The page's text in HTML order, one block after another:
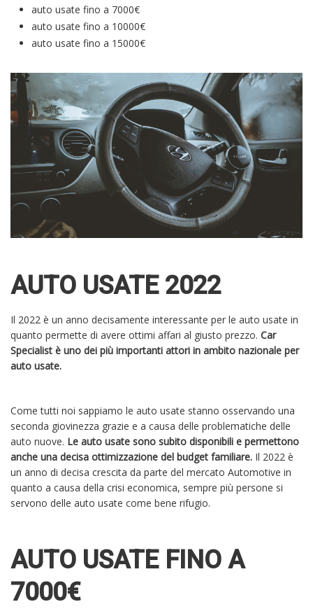
auto usate fino a 7000€
auto usate fino a 10000€
auto usate fino a 15000€
AUTO USATE 2022
Il 2022 è un anno decisamente interessante per le auto usate in
quanto permette di avere ottimi affari al giusto prezzo. Car
Specialist è uno dei più importanti attori in ambito nazionale per
auto usate.
Come tutti noi sappiamo le auto usate stanno osservando una
seconda giovinezza grazie e a causa delle problematiche delle
auto nuove. Le auto usate sono subito disponibili e permettono
anche una decisa ottimizzazione del budget familiare. Il 2022 è
un anno di decisa crescita da parte del mercato Automotive in
quanto a causa della crisi economica, sempre più persone si
servono delle auto usate come bene rifugio.
AUTO USATE FINO A
7000€